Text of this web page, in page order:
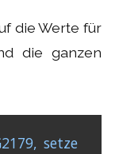
die Werte für
die ganzen
setze